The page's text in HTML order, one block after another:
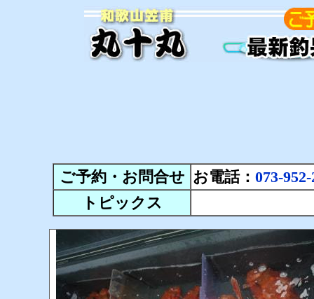
ご予約・お問合せ お電話： 073-
トピックス